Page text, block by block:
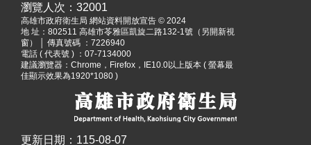
瀏覽人次： 32001
高雄市政府衛生局 網站資料開放宣告 © 2024
地 址： 802511 高雄市苓雅區凱旋二路132-1號（另開新視
窗）
│ 傳真號碼 ：7226940
電話 ( 代表號 ) ：07-7134000
建議瀏覽器：Chrome，Firefox，IE10.0以上版本 ( 螢幕最
佳顯示效果為1920*1080 )
更新日期： 115-08-07